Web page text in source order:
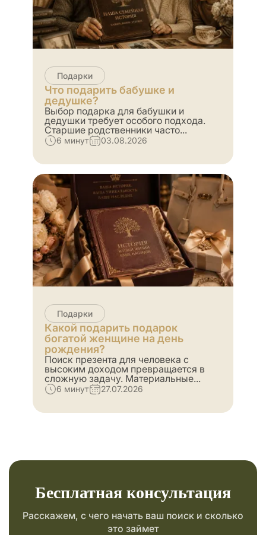
Подарки
Что подарить бабушке и
дедушке?
Выбор подарка для бабушки и
дедушки требует особого подхода.
Старшие родственники часто...
6 минут 03.08.2026
Подарки
Какой подарить подарок
богатой женщине на день
рождения?
Поиск презента для человека с
высоким доходом превращается в
сложную задачу. Материальные...
6 минут 27.07.2026
Бесплатная консультация
Расскажем, с чего начать ваш поиск и сколько
это займет